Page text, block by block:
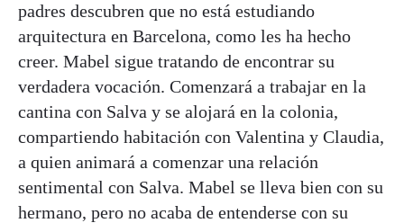
padres descubren que no está estudiando
arquitectura en Barcelona, como les ha hecho
creer. Mabel sigue tratando de encontrar su
verdadera vocación. Comenzará a trabajar en la
cantina con Salva y se alojará en la colonia,
compartiendo habitación con Valentina y Claudia,
a quien animará a comenzar una relación
sentimental con Salva. Mabel se lleva bien con su
hermano, pero no acaba de entenderse con su